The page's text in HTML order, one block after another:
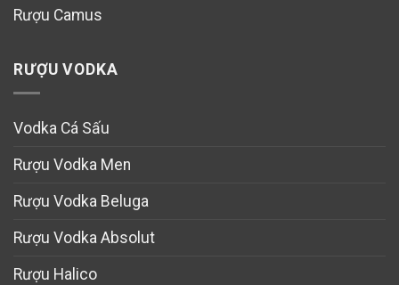
Rượu Camus
RƯỢU VODKA
Vodka Cá Sấu
Rượu Vodka Men
Rượu Vodka Beluga
Rượu Vodka Absolut
Rượu Halico